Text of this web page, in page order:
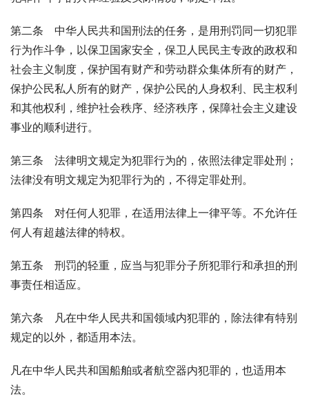
第二条　中华人民共和国刑法的任务，是用刑罚同一切犯罪
行为作斗争，以保卫国家安全，保卫人民民主专政的政权和
社会主义制度，保护国有财产和劳动群众集体所有的财产，
保护公民私人所有的财产，保护公民的人身权利、民主权利
和其他权利，维护社会秩序、经济秩序，保障社会主义建设
事业的顺利进行。
第三条　法律明文规定为犯罪行为的，依照法律定罪处刑；
法律没有明文规定为犯罪行为的，不得定罪处刑。
第四条　对任何人犯罪，在适用法律上一律平等。不允许任
何人有超越法律的特权。
第五条　刑罚的轻重，应当与犯罪分子所犯罪行和承担的刑
事责任相适应。
第六条　凡在中华人民共和国领域内犯罪的，除法律有特别
规定的以外，都适用本法。
凡在中华人民共和国船舶或者航空器内犯罪的，也适用本
法。